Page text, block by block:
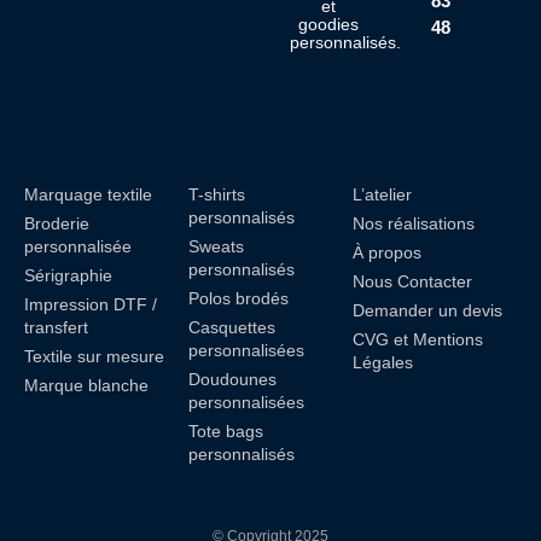
et
goodies
personnalisés.
48
Marquage textile
Broderie
personnalisée
Sérigraphie
Impression DTF /
transfert
Textile sur mesure
Marque blanche
T-shirts
personnalisés
Sweats
personnalisés
Polos brodés
Casquettes
personnalisées
Doudounes
personnalisées
Tote bags
personnalisés
L’atelier
Nos réalisations
À propos
Nous Contacter
Demander un devis
CVG et Mentions
Légales
© Copyright 2025